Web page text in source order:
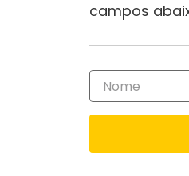
campos